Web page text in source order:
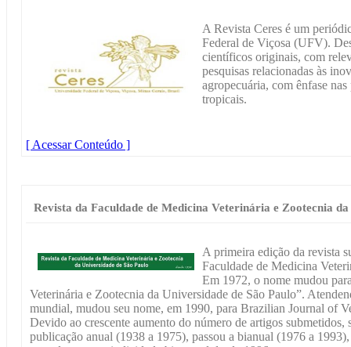
A Revista Ceres é um
Federal de Viçosa (UFV).
científicos originais, com
pesquisas relacionadas às
agropecuária, com ênfase
tropicais.
[ Acessar Conteúdo ]
Revista da Faculdade de Medicina Veterinária e Zootecnia
A primeira edição da revista
Faculdade de Medicina
Em 1972, o nome mudou
Veterinária e Zootecnia da Universidade de São Paulo”.
mundial, mudou seu nome, em 1990, para Brazilian Journal of
Devido ao crescente aumento do número de artigos submetidos,
publicação anual (1938 a 1975), passou a bianual (1976 a